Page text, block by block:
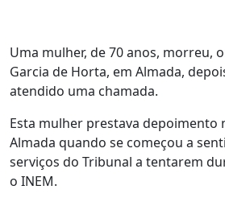
Uma mulher, de 70 anos, morreu,
Garcia de Horta, em Almada,
atendido uma chamada.
Esta mulher prestava depoimento
Almada quando se começou a
serviços do Tribunal a tentarem
o INEM.